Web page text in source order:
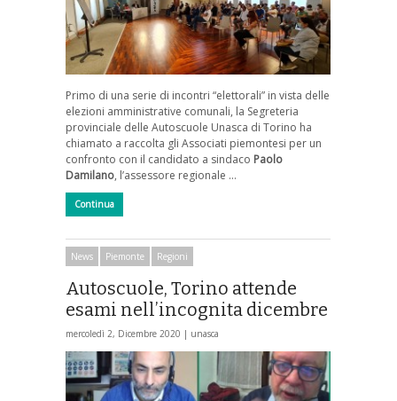
Primo di una serie di incontri “elettorali” in vista delle
elezioni amministrative comunali, la Segreteria
provinciale delle Autoscuole Unasca di Torino ha
chiamato a raccolta gli Associati piemontesi per un
confronto con il candidato a sindaco Paolo
Damilano, l’assessore regionale …
Continua
News Piemonte Regioni
Autoscuole, Torino attende
esami nell’incognita dicembre
mercoledì 2, Dicembre 2020 | unasca